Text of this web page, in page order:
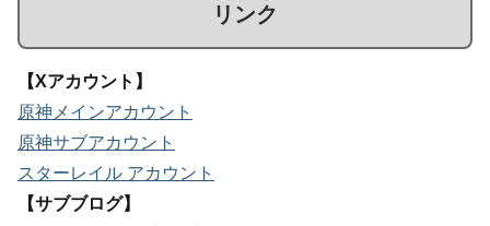
リンク
【Xアカウント】
原神メインアカウント
原神サブアカウント
スターレイル アカウント
【サブブログ】